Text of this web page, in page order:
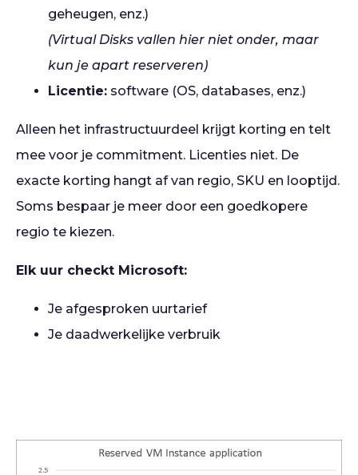
geheugen, enz.)
(Virtual Disks vallen hier niet onder, maar
kun je apart reserveren)
Licentie: software (OS, databases, enz.)
Alleen het infrastructuurdeel krijgt korting en telt
mee voor je commitment. Licenties niet. De
exacte korting hangt af van regio, SKU en looptijd.
Soms bespaar je meer door een goedkopere
regio te kiezen.
Elk uur checkt Microsoft:
Je afgesproken uurtarief
Je daadwerkelijke verbruik